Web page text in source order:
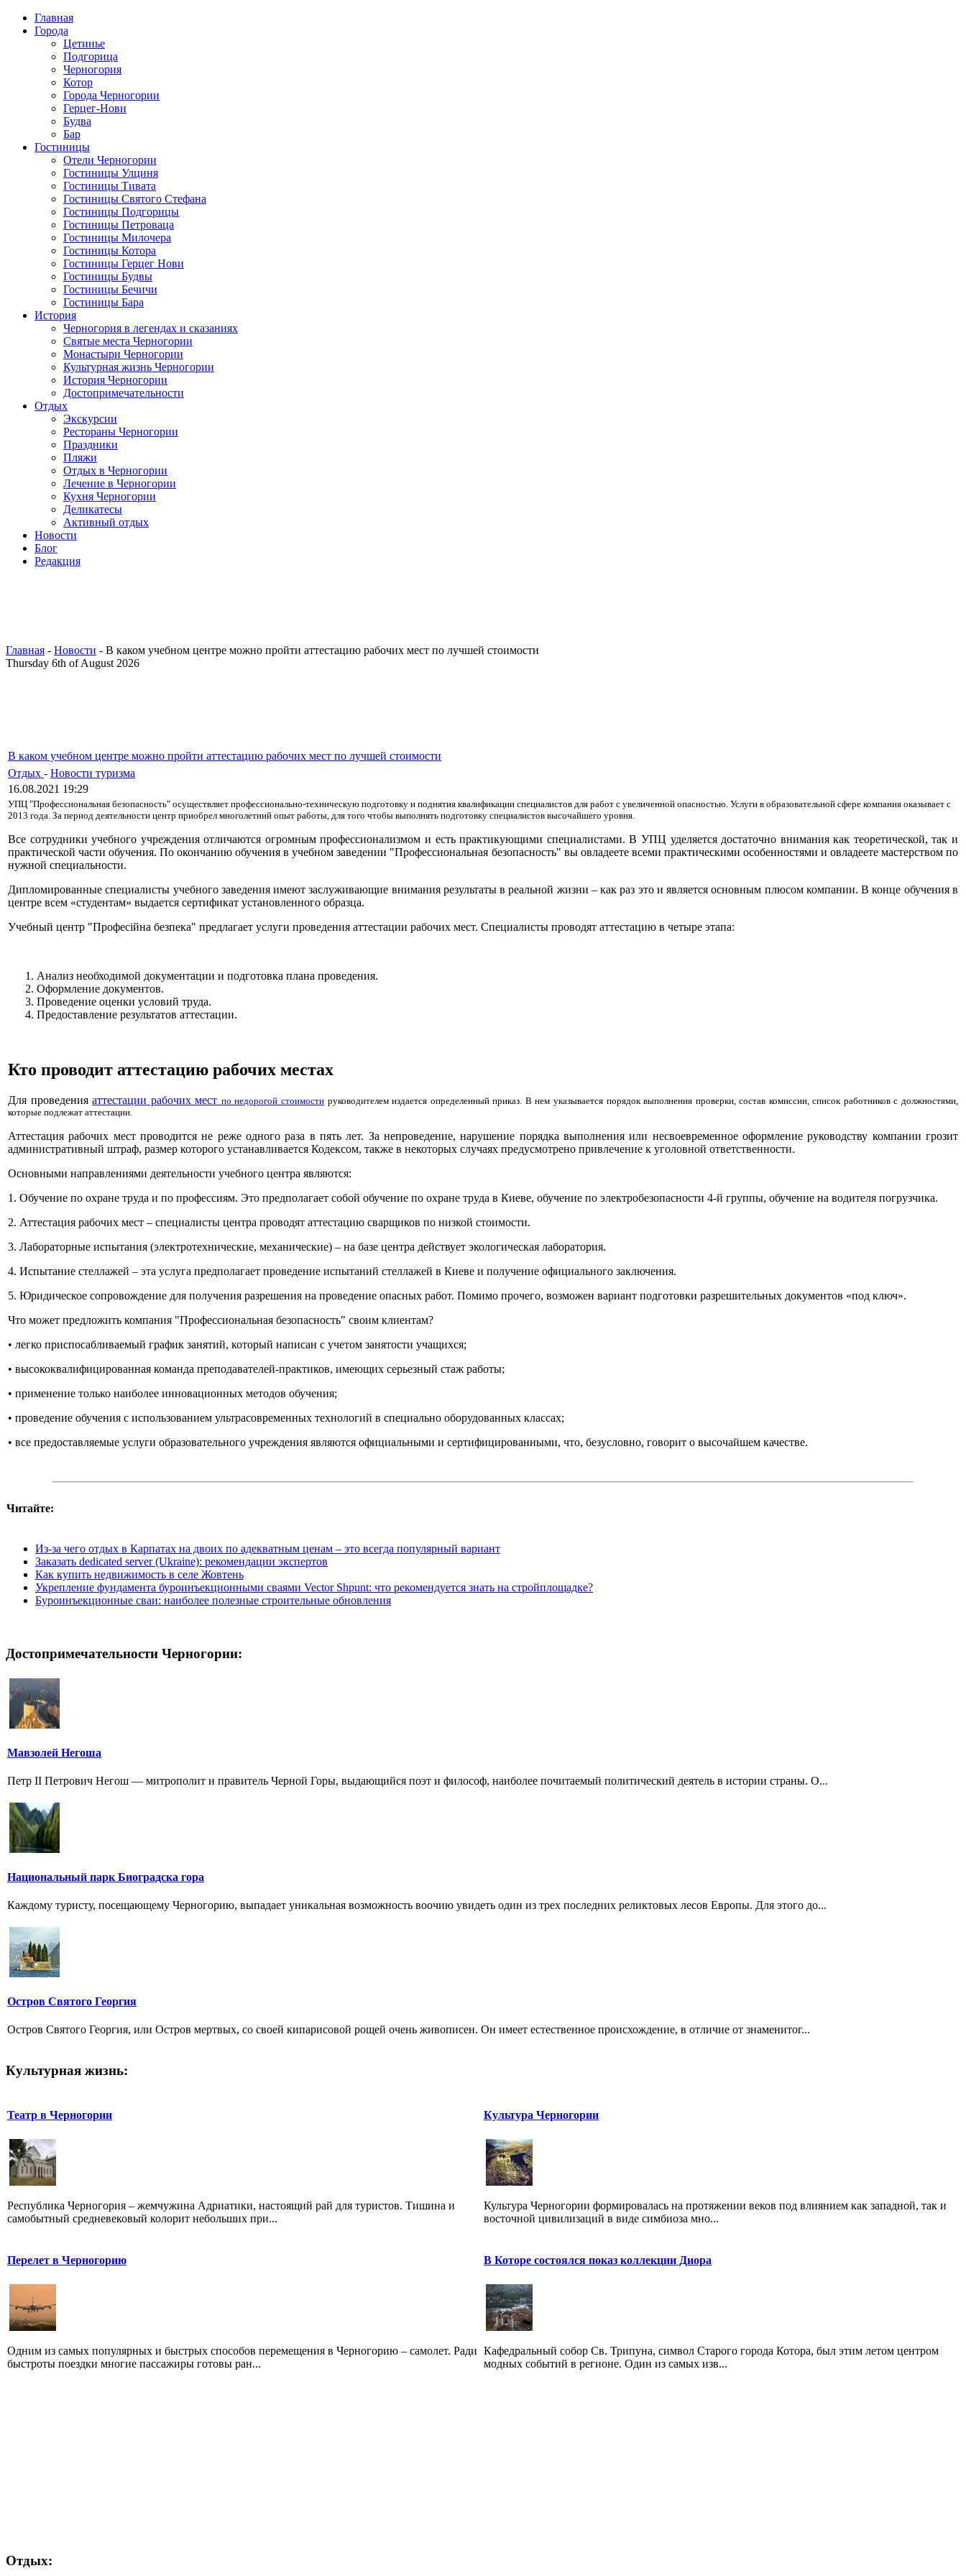
Главная
Города
Цетинье
Подгорица
Черногория
Котор
Города Черногории
Герцег-Нови
Будва
Бар
Гостиницы
Отели Черногории
Гостиницы Улциня
Гостиницы Тивата
Гостиницы Святого Стефана
Гостиницы Подгорицы
Гостиницы Петроваца
Гостиницы Милочера
Гостиницы Котора
Гостиницы Герцег Нови
Гостиницы Будвы
Гостиницы Бечичи
Гостиницы Бара
История
Черногория в легендах и сказаниях
Святые места Черногории
Монастыри Черногории
Культурная жизнь Черногории
История Черногории
Достопримечательности
Отдых
Экскурсии
Рестораны Черногории
Праздники
Пляжи
Отдых в Черногории
Лечение в Черногории
Кухня Черногории
Деликатесы
Активный отдых
Новости
Блог
Редакция
Главная - Новости - В каком учебном центре можно пройти аттестацию рабочих мест по лучшей стоимости
Thursday 6th of August 2026
В каком учебном центре можно пройти аттестацию рабочих мест по лучшей стоимости
Отдых - Новости туризма
16.08.2021 19:29
УПЦ "Профессиональная безопасность" осуществляет профессионально-техническую подготовку и поднятия квалификации специалистов для работ с увеличенной опасностью. Услуги в образовательной сфере компания оказывает с
2013 года. За период деятельности центр приобрел многолетний опыт работы, для того чтобы выполнять подготовку специалистов высочайшего уровня.
Все сотрудники учебного учреждения отличаются огромным профессионализмом и есть практикующими специалистами. В УПЦ уделяется достаточно внимания как теоретической, так и
практической части обучения. По окончанию обучения в учебном заведении "Профессиональная безопасность" вы овладеете всеми практическими особенностями и овладеете мастерством по
нужной специальности.
Дипломированные специалисты учебного заведения имеют заслуживающие внимания результаты в реальной жизни – как раз это и является основным плюсом компании. В конце обучения в
центре всем «студентам» выдается сертификат установленного образца.
Учебный центр "Професійна безпека" предлагает услуги проведения аттестации рабочих мест. Специалисты проводят аттестацию в четыре этапа:
Анализ необходимой документации и подготовка плана проведения.
Оформление документов.
Проведение оценки условий труда.
Предоставление результатов аттестации.
Кто проводит аттестацию рабочих местах
Для проведенияаттестации рабочих мест по недорогой стоимостируководителем издается определенный приказ. В нем указывается порядок выполнения проверки, состав комиссии, список работников с должностями,
которые подлежат аттестации.
Аттестация рабочих мест проводится не реже одного раза в пять лет. За непроведение, нарушение порядка выполнения или несвоевременное оформление руководству компании грозит
административный штраф, размер которого устанавливается Кодексом, также в некоторых случаях предусмотрено привлечение к уголовной ответственности.
Основными направлениями деятельности учебного центра являются:
1. Обучение по охране труда и по профессиям. Это предполагает собой обучение по охране труда в Киеве, обучение по электробезопасности 4-й группы, обучение на водителя погрузчика.
2. Аттестация рабочих мест – специалисты центра проводят аттестацию сварщиков по низкой стоимости.
3. Лабораторные испытания (электротехнические, механические) – на базе центра действует экологическая лаборатория.
4. Испытание стеллажей – эта услуга предполагает проведение испытаний стеллажей в Киеве и получение официального заключения.
5. Юридическое сопровождение для получения разрешения на проведение опасных работ. Помимо прочего, возможен вариант подготовки разрешительных документов «под ключ».
Что может предложить компания "Профессиональная безопасность" своим клиентам?
• легко приспосабливаемый график занятий, который написан с учетом занятости учащихся;
• высококвалифицированная команда преподавателей-практиков, имеющих серьезный стаж работы;
• применение только наиболее инновационных методов обучения;
• проведение обучения с использованием ультрасовременных технологий в специально оборудованных классах;
• все предоставляемые услуги образовательного учреждения являются официальными и сертифицированными, что, безусловно, говорит о высочайшем качестве.
Читайте:
Из-за чего отдых в Карпатах на двоих по адекватным ценам – это всегда популярный вариант
Заказать dedicated server (Ukraine): рекомендации экспертов
Как купить недвижимость в селе Жовтень
Укрепление фундамента буроинъекционными сваями Vector Shpunt: что рекомендуется знать на стройплощадке?
Буроинъекционные сваи: наиболее полезные строительные обновления
Достопримечательности Черногории:
Мавзолей Негоша
Петр II Петрович Негош — митрополит и правитель Черной Горы, выдающийся поэт и философ, наиболее почитаемый политический деятель в истории страны. О...
Национальный парк Биоградска гора
Каждому туристу, посещающему Черногорию, выпадает уникальная возможность воочию увидеть один из трех последних реликтовых лесов Европы. Для этого до...
Остров Святого Георгия
Остров Святого Георгия, или Остров мертвых, со своей кипарисовой рощей очень живописен. Он имеет естественное происхождение, в отличие от знаменитог...
Культурная жизнь:
Театр в Черногории
Республика Черногория – жемчужина Адриатики, настоящий рай для туристов. Тишина и
самобытный средневековый колорит небольших при...
Культура Черногории
Культура Черногории формировалась на протяжении веков под влиянием как западной, так и
восточной цивилизаций в виде симбиоза мно...
Перелет в Черногорию
Одним из самых популярных и быстрых способов перемещения в Черногорию – самолет. Ради
быстроты поездки многие пассажиры готовы ран...
В Которе состоялся показ коллекции Диора
Кафедральный собор Св. Трипуна, символ Старого города Котора, был этим летом центром
модных событий в регионе. Один из самых изв...
Отдых: